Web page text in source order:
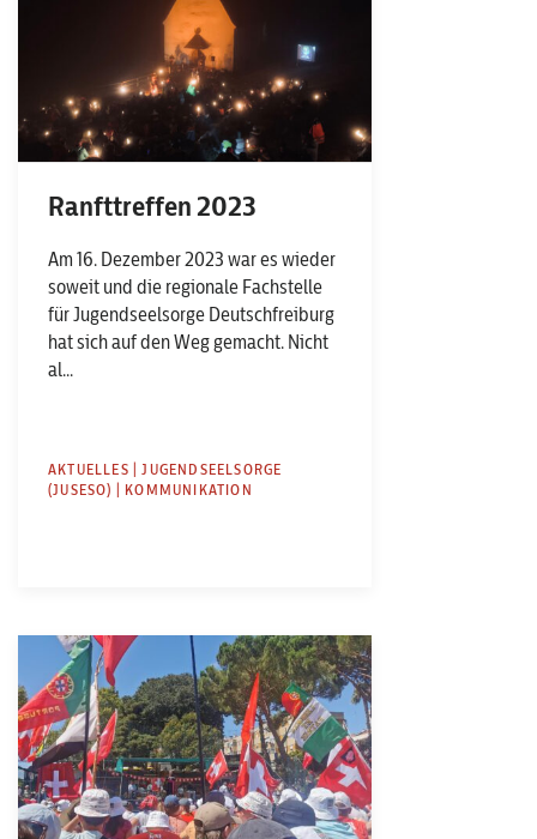
Ranfttreffen 2023
Am 16. Dezember 2023 war es wieder
soweit und die regionale Fachstelle
für Jugendseelsorge Deutschfreiburg
hat sich auf den Weg gemacht. Nicht
al...
AKTUELLES | JUGENDSEELSORGE
(JUSESO) | KOMMUNIKATION